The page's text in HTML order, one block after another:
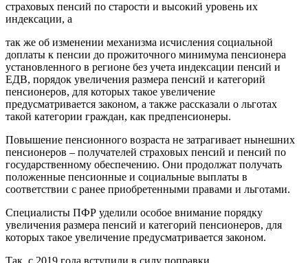
страховых пенсий по старости и высокий уровень их
индексации, а
так же об изменении механизма исчисления социальной
доплаты к пенсии до прожиточного минимума пенсионера
установленного в регионе без учета индексации пенсий и
ЕДВ, порядок увеличения размера пенсий и категорий
пенсионеров, для которых такое увеличение
предусматривается законом, а также рассказали о льготах
такой категории граждан, как предпенсионеры.
Повышение пенсионного возраста не затрагивает нынешних
пенсионеров – получателей страховых пенсий и пенсий по
государственному обеспечению. Они продолжат получать
положенные пенсионные и социальные выплаты в
соответствии с ранее приобретенными правами и льготами.
Специалисты ПФР уделили особое внимание порядку
увеличения размера пенсий и категорий пенсионеров, для
которых такое увеличение предусматривается законом.
Так, с 2019 года вступили в силу поправки,